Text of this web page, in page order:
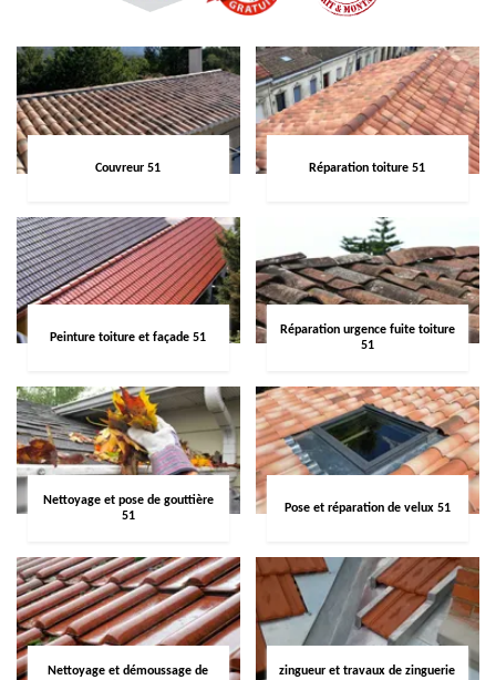
Couvreur 51 Réparation toiture 51
Peinture toiture et façade 51
Réparation urgence fuite toiture
51
Nettoyage et pose de gouttière
51
Pose et réparation de velux 51
Nettoyage et démoussage de
zingueur et travaux de zinguerie